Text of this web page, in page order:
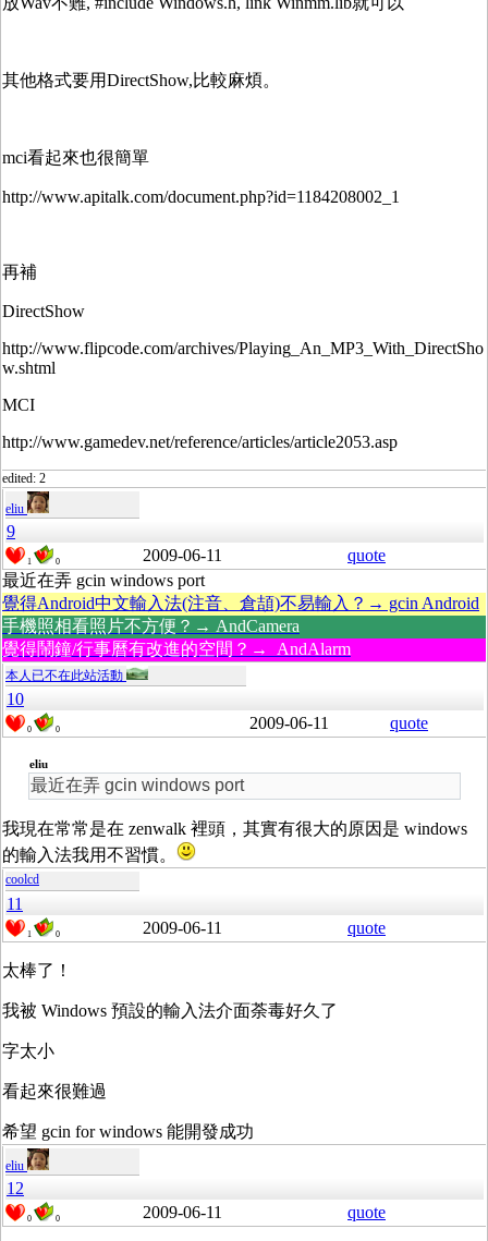
其他格式要用DirectShow,比較麻煩。
mci看起來也很簡單
http://www.apitalk.com/document.php?id=1184208002_1
再補
DirectShow
http://www.flipcode.com/archives/Playing_An_MP3_With_DirectSho
w.shtml
MCI
http://www.gamedev.net/reference/articles/article2053.asp
edited: 2
eliu
9
1 0 2009-06-11
quote
最近在弄 gcin windows port
覺得Android中文輸入法(注音、倉頡)不易輸入？→ gcin Android
手機照相看照片不方便？→ AndCamera
覺得鬧鐘/行事曆有改進的空間？→ AndAlarm
本人已不在此站活動
10
0 0 2009-06-11 quote
eliu
最近在弄 gcin windows port
我現在常常是在 zenwalk 裡頭，其實有很大的原因是 windows
的輸入法我用不習慣。
coolcd
11
1 0 2009-06-11 quote
太棒了！
我被 Windows 預設的輸入法介面荼毒好久了
字太小
看起來很難過
希望 gcin for windows 能開發成功
eliu
12
0 0 2009-06-11 quote